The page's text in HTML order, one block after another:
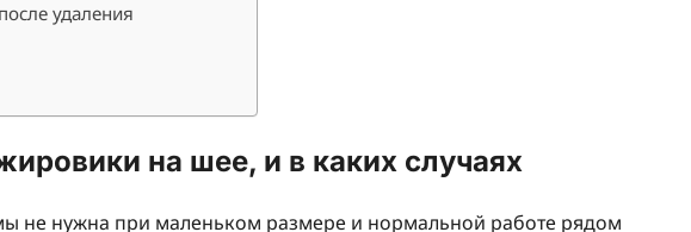
удаления
на шее, и в каких случаях
не нужна при маленьком размере и нормальной работе рядом